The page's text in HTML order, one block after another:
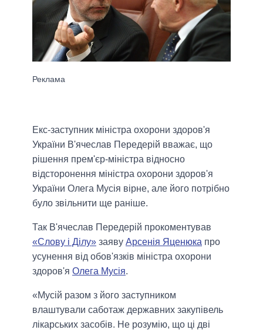
Екс-заступник міністра охорони здоров'я
України В'ячеслав Передерій вважає, що
рішення прем'єр-міністра відносно
відсторонення міністра охорони здоров'я
України Олега Мусія вірне, але його потрібно
було звільнити ще раніше.
Так В'ячеслав Передерій прокоментував
«Слову і Ділу» заяву Арсенія Яценюка про
усунення від обов'язків міністра охорони
здоров'я Олега Мусія.
«Мусій разом з його заступником
влаштували саботаж державних закупівель
лікарських засобів. Не розумію, що ці дві